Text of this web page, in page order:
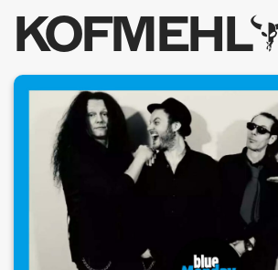
KOFMEHL
PROGRAMM
GALERIE